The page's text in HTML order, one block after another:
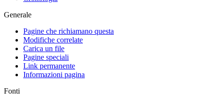
Generale
Pagine che richiamano questa
Modifiche correlate
Carica un file
Pagine speciali
Link permanente
Informazioni pagina
Fonti